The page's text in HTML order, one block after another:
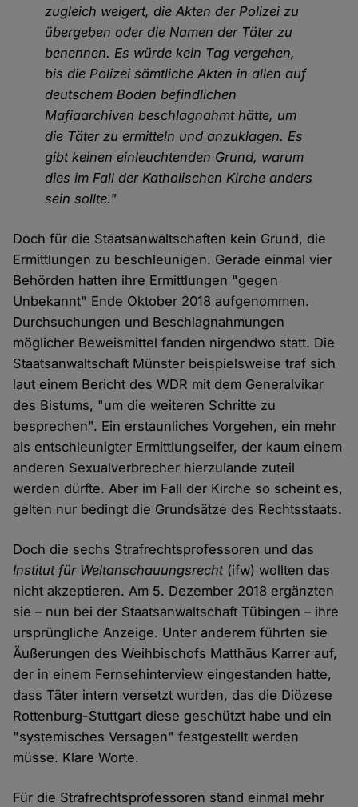
zugleich weigert, die Akten der Polizei zu
übergeben oder die Namen der Täter zu
benennen. Es würde kein Tag vergehen,
bis die Polizei sämtliche Akten in allen auf
deutschem Boden befindlichen
Mafiaarchiven beschlagnahmt hätte, um
die Täter zu ermitteln und anzuklagen. Es
gibt keinen einleuchtenden Grund, warum
dies im Fall der Katholischen Kirche anders
sein sollte."
Doch für die Staatsanwaltschaften kein Grund, die
Ermittlungen zu beschleunigen. Gerade einmal vier
Behörden hatten ihre Ermittlungen "gegen
Unbekannt" Ende Oktober 2018 aufgenommen.
Durchsuchungen und Beschlagnahmungen
möglicher Beweismittel fanden nirgendwo statt. Die
Staatsanwaltschaft Münster beispielsweise traf sich
laut einem Bericht des WDR mit dem Generalvikar
des Bistums, "um die weiteren Schritte zu
besprechen". Ein erstaunliches Vorgehen, ein mehr
als entschleunigter Ermittlungseifer, der kaum einem
anderen Sexualverbrecher hierzulande zuteil
werden dürfte. Aber im Fall der Kirche so scheint es,
gelten nur bedingt die Grundsätze des Rechtsstaats.
Doch die sechs Strafrechtsprofessoren und das
Institut für Weltanschauungsrecht(ifw) wollten das
nicht akzeptieren. Am 5. Dezember 2018 ergänzten
sie – nun bei der Staatsanwaltschaft Tübingen – ihre
ursprüngliche Anzeige. Unter anderem führten sie
Äußerungen des Weihbischofs Matthäus Karrer auf,
der in einem Fernsehinterview eingestanden hatte,
dass Täter intern versetzt wurden, das die Diözese
Rottenburg-Stuttgart diese geschützt habe und ein
"systemisches Versagen" festgestellt werden
müsse. Klare Worte.
Für die Strafrechtsprofessoren stand einmal mehr